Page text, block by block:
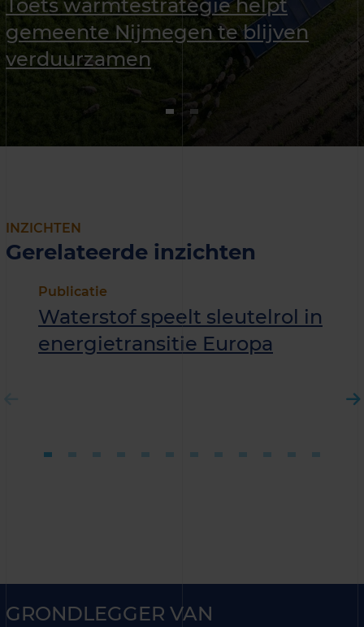
Toets warmtestrategie helpt
gemeente Nijmegen te blijven
verduurzamen
INZICHTEN
Gerelateerde inzichten
Publicatie
Waterstof speelt sleutelrol in
energietransitie Europa
GRONDLEGGER VAN